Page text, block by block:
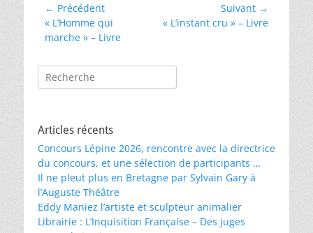
Navigation
de
l’article
← Précédent
Article
précédent :
« L’Homme qui
marche » – Livre
Suivant →
Article
« L’instant cru » – Livre
Rechercher :
Articles récents
Concours Lépine 2026, rencontre avec la directrice
du concours, et une sélection de participants …
Il ne pleut plus en Bretagne par Sylvain Gary à
l’Auguste Théâtre
Eddy Maniez l’artiste et sculpteur animalier
Librairie : L’Inquisition Française – Des juges